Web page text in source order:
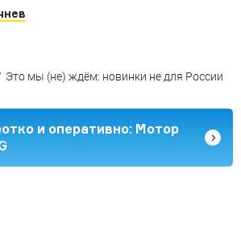
Это мы (не) ждём: новинки не для России
и оперативно: Мотор